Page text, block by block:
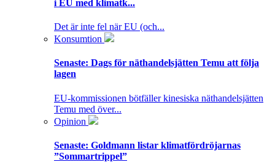
i EU med klimatk...
Det är inte fel när EU (och...
Konsumtion
Senaste: Dags för näthandelsjätten Temu att följa
lagen
EU-kommissionen bötfäller kinesiska näthandelsjätten
Temu med över...
Opinion
Senaste: Goldmann listar klimatfördröjarnas
”Sommartrippel”